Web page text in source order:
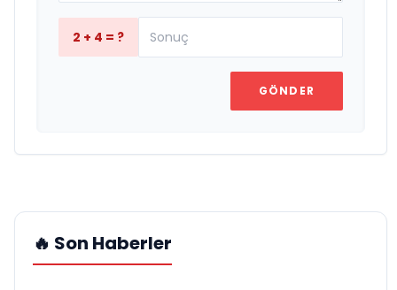
2 + 4 = ?
GÖNDER
🔥 Son Haberler